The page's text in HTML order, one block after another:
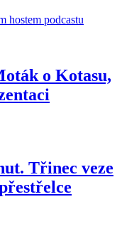
o Kotasu,
Třinec veze